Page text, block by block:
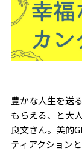
豊かな人生を送
もらえる、と大
良文さん。美的
ティアクション